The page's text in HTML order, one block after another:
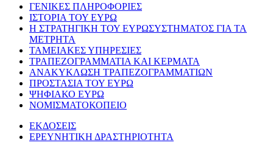
ΓΕΝΙΚΕΣ ΠΛΗΡΟΦΟΡΙΕΣ
ΙΣΤΟΡΙΑ ΤΟΥ ΕΥΡΩ
Η ΣΤΡΑΤΗΓΙΚΗ ΤΟΥ ΕΥΡΩΣΥΣΤΗΜΑΤΟΣ ΓΙΑ ΤΑ
ΜΕΤΡΗΤΑ
ΤΑΜΕΙΑΚΕΣ ΥΠΗΡΕΣΙΕΣ
ΤΡΑΠΕΖΟΓΡΑΜΜΑΤΙΑ ΚΑΙ ΚΕΡΜΑΤΑ
ΑΝΑΚΥΚΛΩΣΗ ΤΡΑΠΕΖΟΓΡΑΜΜΑΤΙΩΝ
ΠΡΟΣΤΑΣΙΑ ΤΟΥ ΕΥΡΩ
ΨΗΦΙΑΚΟ ΕΥΡΩ
ΝΟΜΙΣΜΑΤΟΚΟΠΕΙΟ
ΕΚΔΟΣΕΙΣ
ΕΡΕΥΝΗΤΙΚΗ ΔΡΑΣΤΗΡΙΟΤΗΤΑ